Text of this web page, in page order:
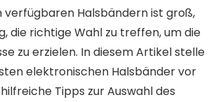
verfügbaren Halsbändern ist groß,
die richtige Wahl zu treffen, um die
zu erzielen. In diesem Artikel stelle
elektronischen Halsbänder vor
Tipps zur Auswahl des